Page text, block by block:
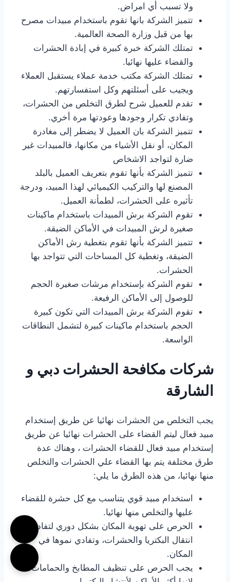
ولا تسبب أي امراض.
تتميز الشركة بانها تقوم باستخدام مبيدات مصرح
بها من قبل وزارة الصحة العالمية.
تمتلك الشركة خبرة كبيرة في إبادة الحشرات
والقضاء عليها نهائيا.
تمتلك الشركة مكتب خدمة عملاء يستقبل العملاء
ويجيب على أسئلتهم وكل استفسارتهم.
تقدم للعميل شرح لطرق التخلص من الحشرات،
وتفادي تكرار وجودها وعودتها مرة أخري.
تتميز الشركة بان العميل لا يضطر إلى مغادرة
المكان، أو نقل الأشياء من مكانها، فالمبيدات غير
ضارة لتواجد الاشخاص
تتميز الشركة بأنها تقوم بتعريف العميل بالبلد
المصنع لها والتركيب الكيميائي لهذا المبيد، ودرجة
تأثيره على الحشرات، لطمأنة العميل.
تقوم الشركة برش المبيدات باستخدام ماكينات
صغيرة لرش المبيدات في الأماكن الضيقة.
تتميز الشركة بأنها تقوم بتغطية رش الأماكن
الضيقة، وتغطية كل المساحات التي تتواجد بها
الحشرات.
تقوم الشركة بإستخدام مرشات صغيرة الحجم
للوصول إلى الأماكن الرفيعة.
تقوم الشركة برش المبيدات التي تكون كبيرة
الحجم باستخدام ماكينات كبيرة لتشمل النطاقات
الواسعة.
شركات مكافحة الحشرات دبي و
الشارقة
يجب التخلص من الحشرات نهائيا عن طريق إستخدام
مبيد فعال ليتم القضاء على الحشرات نهائيا عن طريق
إستخدام مبيد فعال للقضاء الحشرات ، وهناك عدة
طرق مختلفة يتم بها القضاء علي الحشرات والتخلص
منها نهائيا، من هذه الطرق ما يلي:
استخدام مبيد قوي يتناسب مع كل حشرة للقضاء
عليها والتخلص منها نهائيا.
الحرص على تهوية المكان بشكل دوري لتفادي
انتقال البكتريا والحشرات، وتفادي نموها في
المكان.
يجب الحرص على تنظيف المطابخ والحمامات